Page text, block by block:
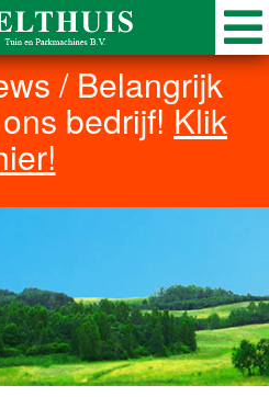
/ Belangrijk
bedrijf!Klik